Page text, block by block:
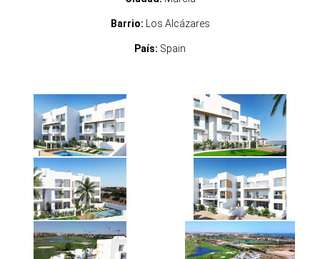
Barrio: Los Alcázares
País: Spain